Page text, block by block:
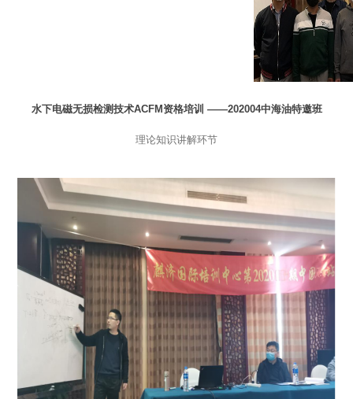
水下电磁无损检测技术ACFM资格培训 ——202004中海油特邀班
理论知识讲解环节